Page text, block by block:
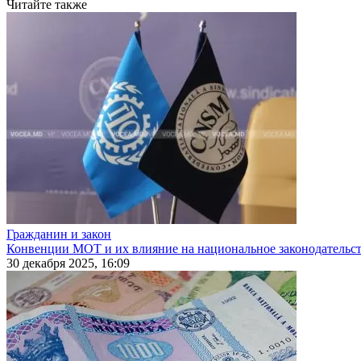
Читайте также
Гражданин и закон
Конвенции МОТ и их влияние на национальное
30 декабря 2025, 16:09